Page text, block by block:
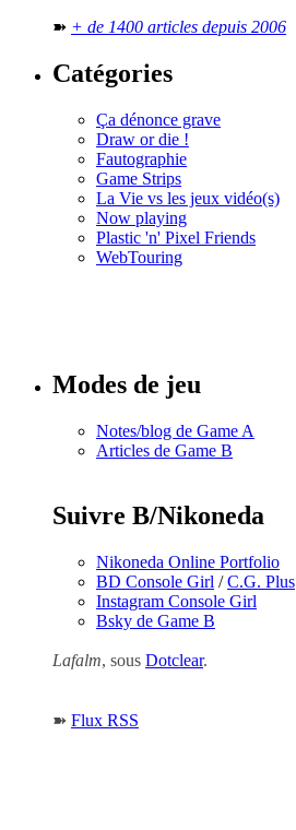
➽ + de 1400 articles depuis 2006
Catégories
Ça dénonce grave
Draw or die !
Fautographie
Game Strips
La Vie vs les jeux vidéo(s)
Now playing
Plastic 'n' Pixel Friends
WebTouring
Modes de jeu
Notes/blog de Game A
Articles de Game B
Suivre B/Nikoneda
Nikoneda Online Portfolio
BD Console Girl /C.G. Plus
Instagram Console Girl
Bsky de Game B
Lafalm, sous Dotclear.
➽ Flux RSS